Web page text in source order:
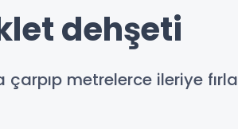
dehşeti
metrelerce ileriye